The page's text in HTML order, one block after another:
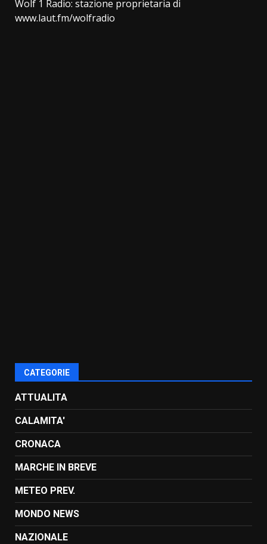
Wolf 1 Radio: stazione proprietaria di
www.laut.fm/wolfradio
CATEGORIE
ATTUALITA
CALAMITA'
CRONACA
MARCHE IN BREVE
METEO PREV.
MONDO NEWS
NAZIONALE